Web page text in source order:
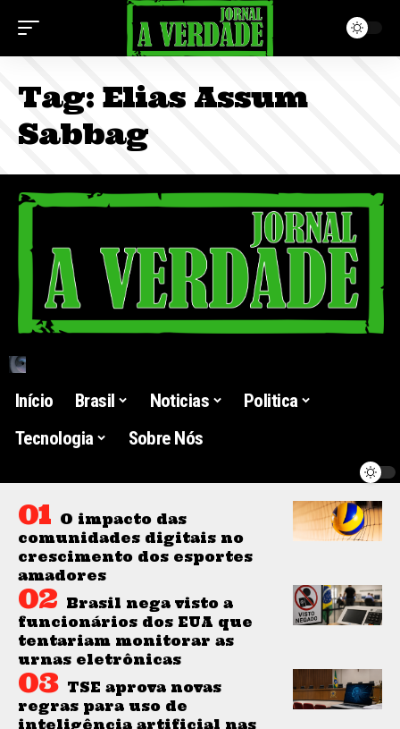
Tag: Elias Assum
Sabbag
Início Brasil Noticias
Politica
Tecnologia
Sobre Nós
O impacto das
comunidades digitais no
crescimento dos esportes
amadores
Brasil nega visto a
funcionários dos EUA que
tentariam monitorar as
urnas eletrônicas
TSE aprova novas
regras para uso de
inteligência artificial nas